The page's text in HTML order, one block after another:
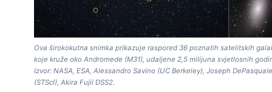
Ova širokokutna snimka prikazuje raspored 36 poznatih satelitskih
koje kruže oko Andromede (M31), udaljene 2,5 milijuna svjetlosnih
Izvor: NASA, ESA, Alessandro Savino (UC Berkeley), Joseph DePasquale
(STScI), Akira Fujii DSS2.